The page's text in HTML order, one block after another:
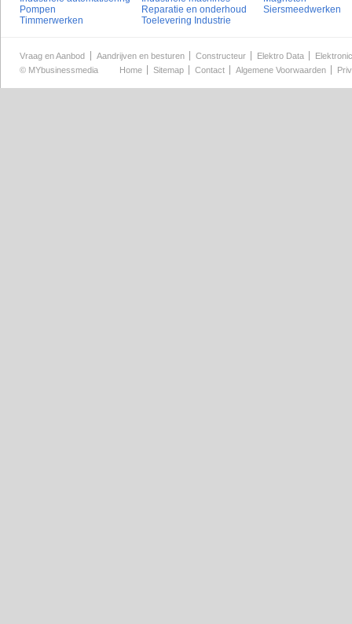
Pompen
Reparatie en onderhoud
Siersmeedwerken
Timmerwerken
Toelevering Industrie
Vraag en Aanbod Aandrijven en besturen Constructeur Elektro Data
© MYbusinessmedia Home Sitemap Contact Algemene Voorwaarden